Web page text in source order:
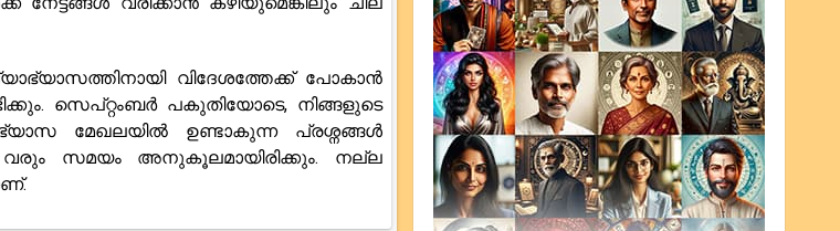
വിദേശത്തേക്ക് പോകാൻ
സെപ്റ്റംബർ പകുതിയോടെ, നിങ്ങളുടെ
മേഖലയിൽ ഉണ്ടാകുന്ന പ്രശ്നങ്ങൾ
വരും സമയം അനുകൂലമായിരിക്കും. നല്ല